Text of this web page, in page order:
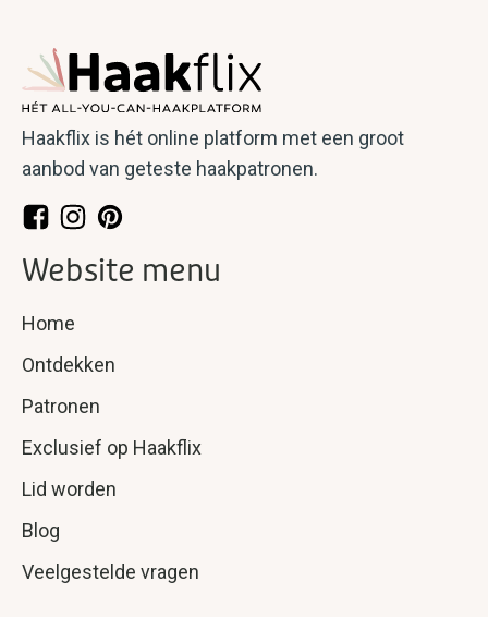
Haakflix is hét online platform met een groot
aanbod van geteste haakpatronen.
Website menu
Home
Ontdekken
Patronen
Exclusief op Haakflix
Lid worden
Blog
Veelgestelde vragen